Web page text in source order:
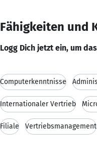
Fähigkeiten und
Logg Dich jetzt ein, um
Computerkenntnisse
Internationaler Vertrieb
Filiale Vertriebsmanagement